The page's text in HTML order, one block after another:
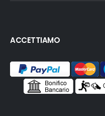
ACCETTIAMO